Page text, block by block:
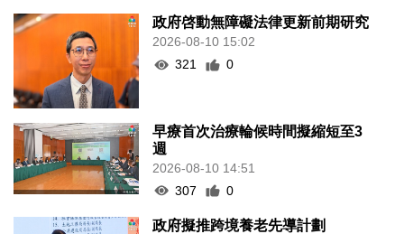
政府啓動無障礙法律更新前期研究
2026-08-10 15:02
321
0
早療首次治療輪候時間擬縮短至3
週
2026-08-10 14:51
307
0
政府擬推跨境養老先導計劃